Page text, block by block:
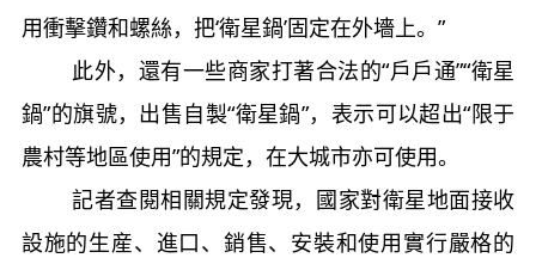
用衝擊鑽和螺絲，把‘衛星鍋’固定在外墻上。”
此外，還有一些商家打著合法的“戶戶通”“衛星
鍋”的旗號，出售自製“衛星鍋”，表示可以超出“限于
農村等地區使用”的規定，在大城市亦可使用。
記者查閱相關規定發現，國家對衛星地面接收
設施的生産、進口、銷售、安裝和使用實行嚴格的